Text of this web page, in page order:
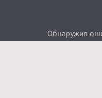
Обнаружив